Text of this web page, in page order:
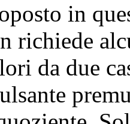
in
richiede
da due